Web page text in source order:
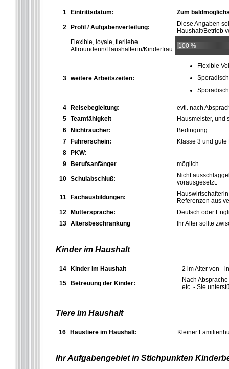
1 Eintrittsdatum: Zum
2 Profil / Aufgabenverteilung:
Diese Angaben
Haushalt/Betrieb
Flexible, loyale, tierliebe
Allrounderin/Haushälterin/Kinderfrau
100 %
3 weitere Arbeitszeiten:
Flexible
4 Reisebegleitung:
evtl. nach
5 Teamfähigkeit
Hausmeister, und
6
Nichtraucher:
Bedingung
7
Führerschein:
Klasse 3 und
8
PKW:
9
Berufsanfänger möglich
10 Schulabschluß:
Nicht
vorausgesetzt.
11 Fachausbildungen:
Referenzen aus
12
Muttersprache:
Deutsch oder
13 Altersbeschränkung Ihr Alter sollte
Kinder im Haushalt
14 Kinder im Haushalt 2 im Alter von -
15 Betreuung der Kinder:
Nach
etc. - Sie
Tiere im Haushalt
16 Haustiere im Haushalt: Kleiner
Ihr Aufgabengebiet in Stichpunkten